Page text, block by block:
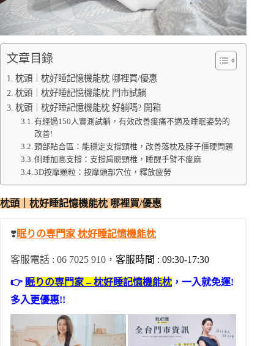
文章目錄
枕頭｜枕好睡記憶機能枕 哪裡買/優惠
枕頭｜枕好睡記憶機能枕 門市試躺
枕頭｜枕好睡記憶機能枕 好躺嗎? 開箱
有經過150人實測試躺，有效改善痠痛不適及睡眠姿勢的
改善!
頸部貼合區：能穩定支撐頸椎，改善落枕及脖子僵硬問題
側睡加高支撐：支撐肩膀頸椎，睡醒手臂不痠麻
3D按摩顆粒：按摩頭部穴位，釋放疲勞
枕頭｜枕好睡記憶機能枕 哪裡買/優惠
❣️眠りの専門家 枕好睡記憶機能枕
客服電話 : 06 7025 910， 客服時間 : 09:30-17:30
👉 眠りの専門家 – 枕好睡記憶機能枕 ，一入就免運!
多入更優惠!!